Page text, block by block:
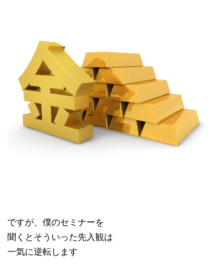
ですが、僕のセミナーを
聞くとそういった先入観は
一気に逆転します